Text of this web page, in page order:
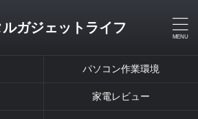
ガジェットライフ
パソコン作業環境
家電レビュー